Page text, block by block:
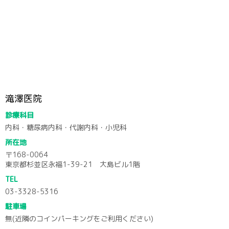
滝澤医院
診療科目
内科・糖尿病内科・代謝内科・小児科
所在地
〒168-0064
東京都杉並区永福1-39-21 大島ビル1階
TEL
03-3328-5316
駐車場
無(近隣のコインパーキングをご利用ください)